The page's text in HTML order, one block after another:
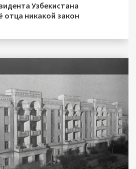
Узбекистана
отца никакой закон